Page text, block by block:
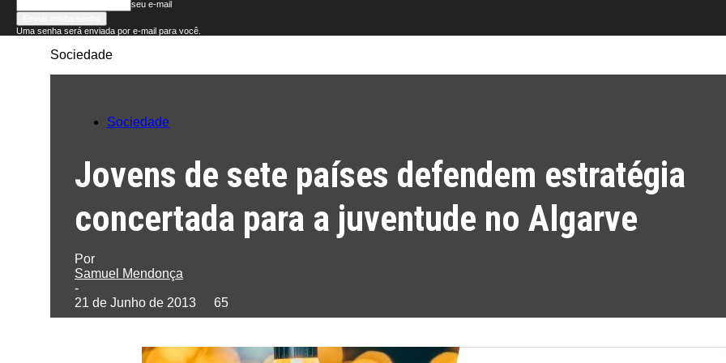
seu e-mail
Uma senha será enviada por e-mail para você.
Sociedade
Sociedade
Jovens de sete países defendem estratégia
concertada para a juventude no Algarve
Por
Samuel Mendonça
-
21 de Junho de 2013
65